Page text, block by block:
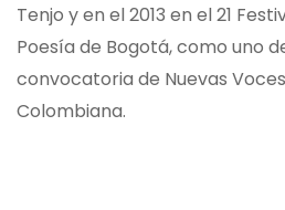
Tenjo y en el 2013 en el 21
Poesía de Bogotá, como uno
convocatoria de Nuevas
Colombiana.